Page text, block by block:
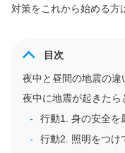
対策をこれから始める方
目次
夜中と昼間の地震の違
夜中に地震が起きた
行動1. 身の安全を
行動2. 照明をつけ